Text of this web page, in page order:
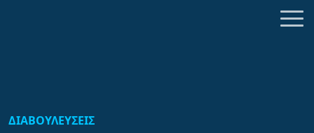
ΔΙΑΒΟΥΛΕΥΣΕΙΣ